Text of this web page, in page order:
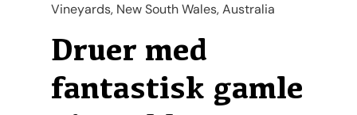
Vineyards, New South Wales, Australia
Druer med
fantastisk gamle